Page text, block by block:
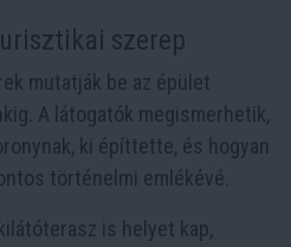
szerep
mutatják be az épület
A látogatók megismerhetik,
ki építtette, és hogyan
történelmi emlékévé.
is helyet kap,